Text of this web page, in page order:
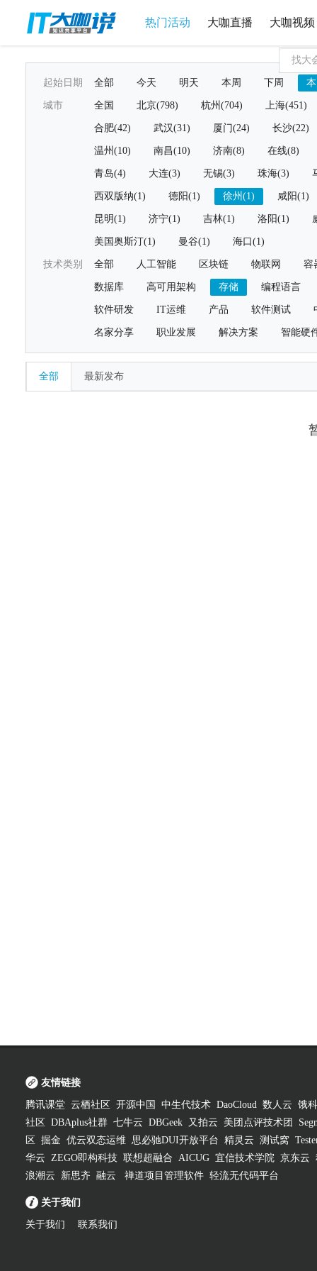
热门活动 大咖直播 大咖视频
起始日期 全部 今天 明天 本周 下周
城市 全国 北京(798) 杭州(704) 上海(451)
合肥(42) 武汉(31) 厦门(24) 长沙(22)
温州(10) 南昌(10) 济南(8) 在线(8)
青岛(4) 大连(3) 无锡(3) 珠海(3)
西双版纳(1) 德阳(1) 徐州(1) 咸阳(1)
昆明(1) 济宁(1) 吉林(1) 洛阳(1)
美国奥斯汀(1) 曼谷(1) 海口(1)
技术类别 全部 人工智能 区块链 物联网 容
数据库 高可用架构 存储 编程语言
软件研发 IT运维 产品 软件测试
名家分享 职业发展 解决方案 智能硬
全部 最新发布
友情链接
腾讯课堂 云栖社区 开源中国 中生代技术 DaoCloud 数人云 饿
社区
DBAplus社群 七牛云 DBGeek 又拍云 美团点评技术团
区
掘金 优云双态运维 思必驰DUI开放平台 精灵云 测试窝
华云 ZEGO即构科技 联想超融合 AICUG 宜信技术学院 京东云
浪潮云
新思齐 融云 禅道项目管理软件 轻流无代码平台
关于我们
关于我们 联系我们